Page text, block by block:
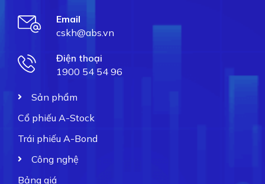
Email
cskh@abs.vn
Điện thoại
1900 54 54 96
Sản phẩm
Cổ phiếu A-Stock
Trái phiếu A-Bond
Công nghệ
Bảng giá